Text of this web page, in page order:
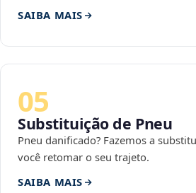
SAIBA MAIS
05
Substituição de Pneu
Pneu danificado? Fazemos a
você retomar o seu trajeto.
SAIBA MAIS